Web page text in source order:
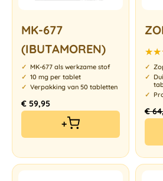
MK-677
(IBUTAMOREN)
MK-677 als werkzame stof
10 mg per tablet
Verpakking van 50 tabletten
€ 59,95
+
4.94
€